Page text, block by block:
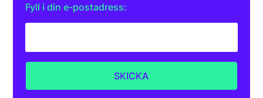
Fyll i din e-postadress: